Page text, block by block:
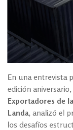
En una entrevista
edición
Exportadores de
Landa, analizó el
los desafíos